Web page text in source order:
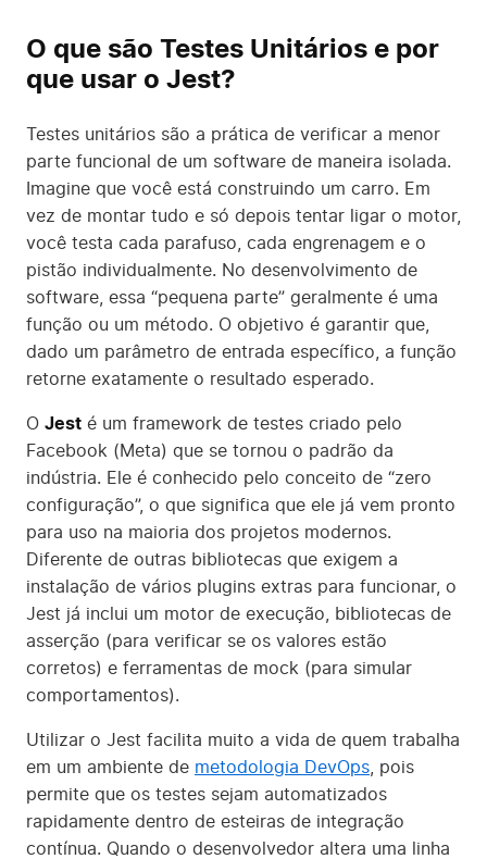
O que são Testes Unitários e por
que usar o Jest?
Testes unitários são a prática de verificar a menor
parte funcional de um software de maneira isolada.
Imagine que você está construindo um carro. Em
vez de montar tudo e só depois tentar ligar o motor,
você testa cada parafuso, cada engrenagem e o
pistão individualmente. No desenvolvimento de
software, essa “pequena parte” geralmente é uma
função ou um método. O objetivo é garantir que,
dado um parâmetro de entrada específico, a função
retorne exatamente o resultado esperado.
O Jest é um framework de testes criado pelo
Facebook (Meta) que se tornou o padrão da
indústria. Ele é conhecido pelo conceito de “zero
configuração”, o que significa que ele já vem pronto
para uso na maioria dos projetos modernos.
Diferente de outras bibliotecas que exigem a
instalação de vários plugins extras para funcionar, o
Jest já inclui um motor de execução, bibliotecas de
asserção (para verificar se os valores estão
corretos) e ferramentas de mock (para simular
comportamentos).
Utilizar o Jest facilita muito a vida de quem trabalha
em um ambiente de metodologia DevOps , pois
permite que os testes sejam automatizados
rapidamente dentro de esteiras de integração
contínua. Quando o desenvolvedor altera uma linha